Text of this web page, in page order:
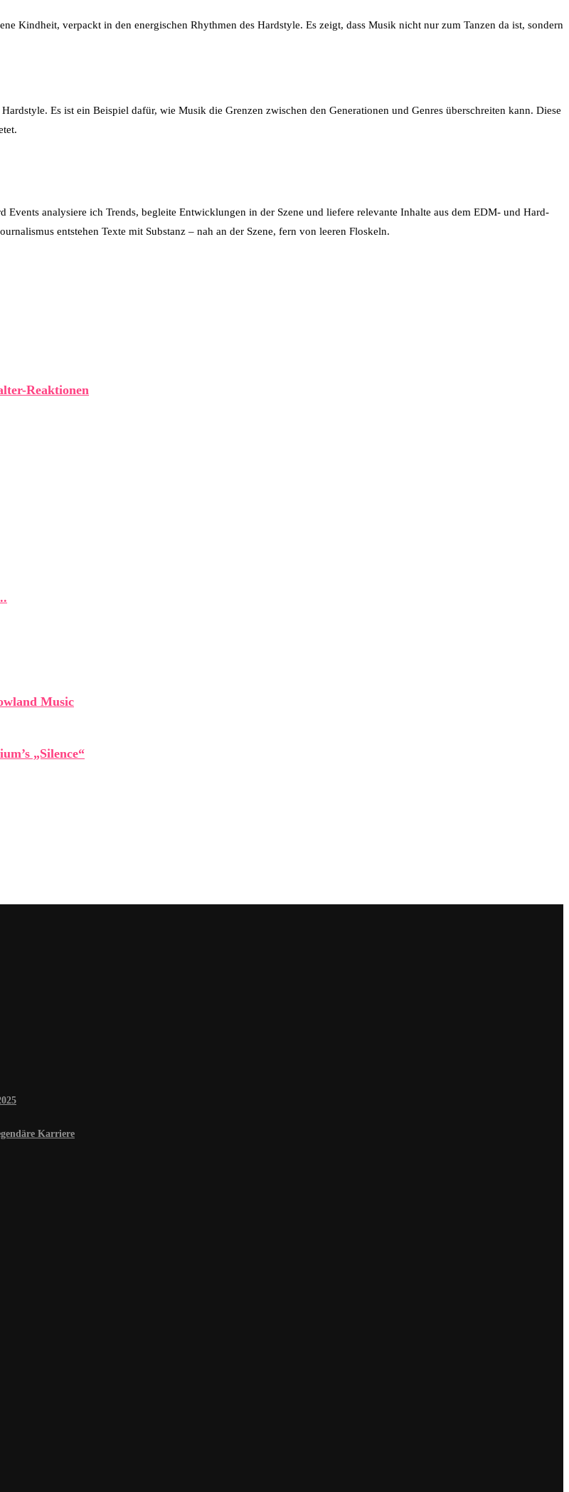
Kindheit, verpackt in den energischen Rhythmen des Hardstyle. Es zeigt, dass Musik nicht nur zum Tanzen da ist, sondern
Es ist ein Beispiel dafür, wie Musik die Grenzen zwischen den Generationen und Genres überschreiten kann. Diese
analysiere ich Trends, begleite Entwicklungen in der Szene und liefere relevante Inhalte aus dem EDM- und Hard-
entstehen Texte mit Substanz – nah an der Szene, fern von leeren Floskeln.
Reaktionen
Music
„Silence“
Karriere